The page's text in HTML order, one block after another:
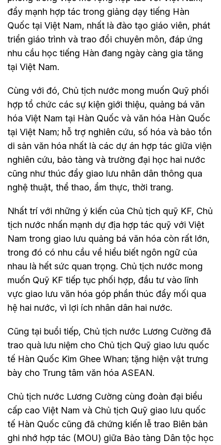
đẩy mạnh hợp tác trong giảng dạy tiếng Hàn
Quốc tại Việt Nam, nhất là đào tạo giáo viên, phát
triển giáo trình và trao đổi chuyên môn, đáp ứng
nhu cầu học tiếng Hàn đang ngày càng gia tăng
tại Việt Nam.
Cùng với đó, Chủ tịch nước mong muốn Quỹ phối
hợp tổ chức các sự kiện giới thiệu, quảng bá văn
hóa Việt Nam tại Hàn Quốc và văn hóa Hàn Quốc
tại Việt Nam; hỗ trợ nghiên cứu, số hóa và bảo tồn
di sản văn hóa nhất là các dự án hợp tác giữa viện
nghiên cứu, bảo tàng và trường đại học hai nước
cũng như thúc đẩy giao lưu nhân dân thông qua
nghệ thuật, thể thao, ẩm thực, thời trang.
Nhất trí với những ý kiến của Chủ tịch quỹ KF, Chủ
tịch nước nhấn mạnh dự địa hợp tác quỹ với Việt
Nam trong giao lưu quảng bá văn hóa còn rất lớn,
trong đó có nhu cầu về hiểu biết ngôn ngữ của
nhau là hết sức quan trọng. Chủ tịch nước mong
muốn Quỹ KF tiếp tục phối hợp, đầu tư vào lĩnh
vực giao lưu văn hóa góp phần thúc đẩy mối qua
hệ hai nước, vì lợi ích nhân dân hai nước.
Cũng tại buổi tiếp, Chủ tịch nước Lương Cường đã
trao quà lưu niệm cho Chủ tịch Quỹ giao lưu quốc
tế Hàn Quốc Kim Ghee Whan; tặng hiện vật trưng
bày cho Trung tâm văn hóa ASEAN.
Chủ tịch nước Lương Cường cùng đoàn đại biểu
cấp cao Việt Nam và Chủ tịch Quỹ giao lưu quốc
tế Hàn Quốc cũng đã chứng kiến lễ trao Biên bản
ghi nhớ hợp tác (MOU) giữa Bảo tàng Dân tộc học